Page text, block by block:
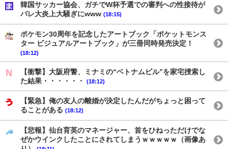
韓国サッカー協会、ガチでW杯予選での審判への性接待が
バレ大炎上大騒ぎにwww (18:15)
ポケモン30周年を記念したアートブック「ポケットモンス
ター ビジュアルアートブック」が三冊同時発売決定！
(18:12)
【衝撃】大阪府警、ミナミの“ベトナムビル”を家宅捜索し
た結果・・・・・・
(18:12)
【緊急】俺の友人の離婚が決定したんだがちょっと困って
ることがある (18:12)
【悲報】仙台育英のマネージャー、首をひねっただけでな
ぜかウインクしたことにされてしまうｗｗｗｗｗ（画像あ